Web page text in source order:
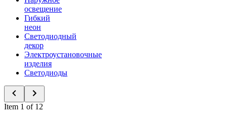
освещение
Гибкий
неон
Светодиодный
декор
Электроустановочные
изделия
Светодиоды
Item 1 of 12